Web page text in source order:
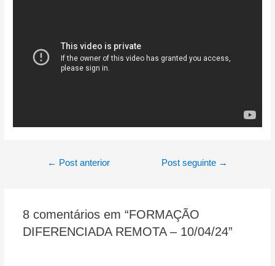
10/04/24
Navegação
← Post anterior Post seguinte →
8 comentários em “FORMAÇÃO
DIFERENCIADA REMOTA – 10/04/24”